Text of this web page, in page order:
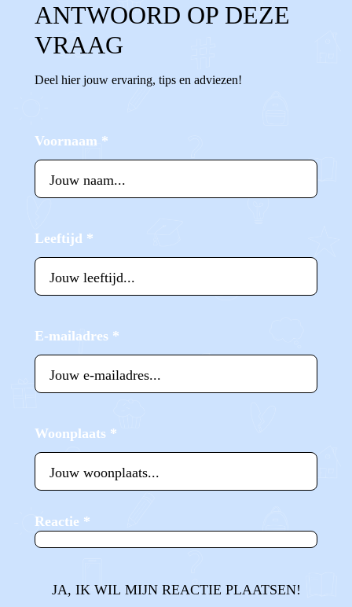
ANTWOORD OP DEZE
VRAAG
Deel hier jouw ervaring, tips en adviezen!
Voornaam *
Leeftijd *
E-mailadres *
Woonplaats *
Reactie *
JA, IK WIL MIJN REACTIE PLAATSEN!